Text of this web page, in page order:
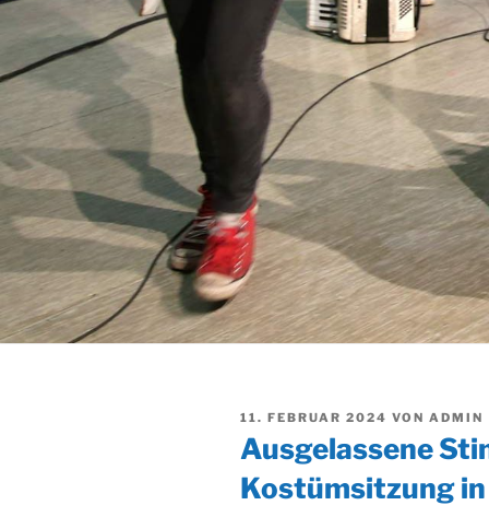
VERÖFFENTLICHT
11. FEBRUAR 2024 VON ADMIN
Ausgelassene
Kostümsitzung